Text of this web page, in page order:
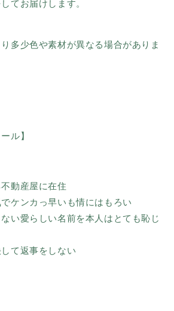
てお届けします。
多少色や素材が異なる場合がありま
ル】
動産屋に在住
ケンカっ早いも情にはもろい
い愛らしい名前を本人はとても恥じ
て返事をしない